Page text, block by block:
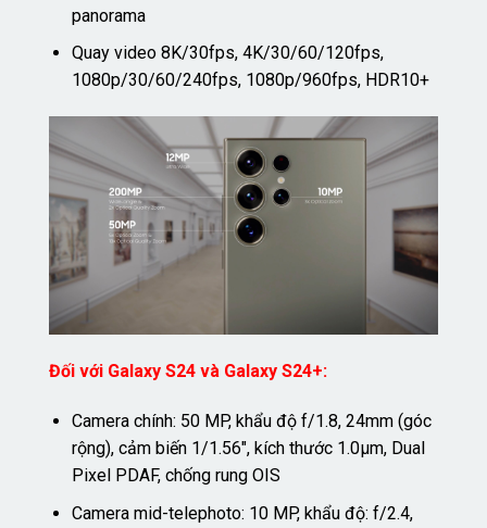
panorama
Quay video 8K/30fps, 4K/30/60/120fps,
1080p/30/60/240fps, 1080p/960fps, HDR10+
Đối với Galaxy S24 và Galaxy S24+:
Camera chính: 50 MP, khẩu độ f/1.8, 24mm (góc
rộng), cảm biến 1/1.56″, kích thước 1.0µm, Dual
Pixel PDAF, chống rung OIS
Camera mid-telephoto: 10 MP, khẩu độ: f/2.4,